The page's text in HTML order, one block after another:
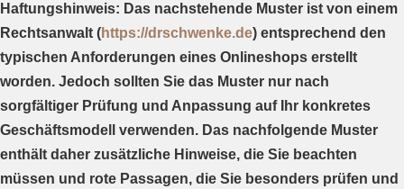
Haftungshinweis: Das nachstehende Muster ist von einem
Rechtsanwalt (https://drschwenke.de) entsprechend den
typischen Anforderungen eines Onlineshops erstellt
worden. Jedoch sollten Sie das Muster nur nach
sorgfältiger Prüfung und Anpassung auf Ihr konkretes
Geschäftsmodell verwenden. Das nachfolgende Muster
enthält daher zusätzliche Hinweise, die Sie beachten
müssen und rote Passagen, die Sie besonders prüfen und